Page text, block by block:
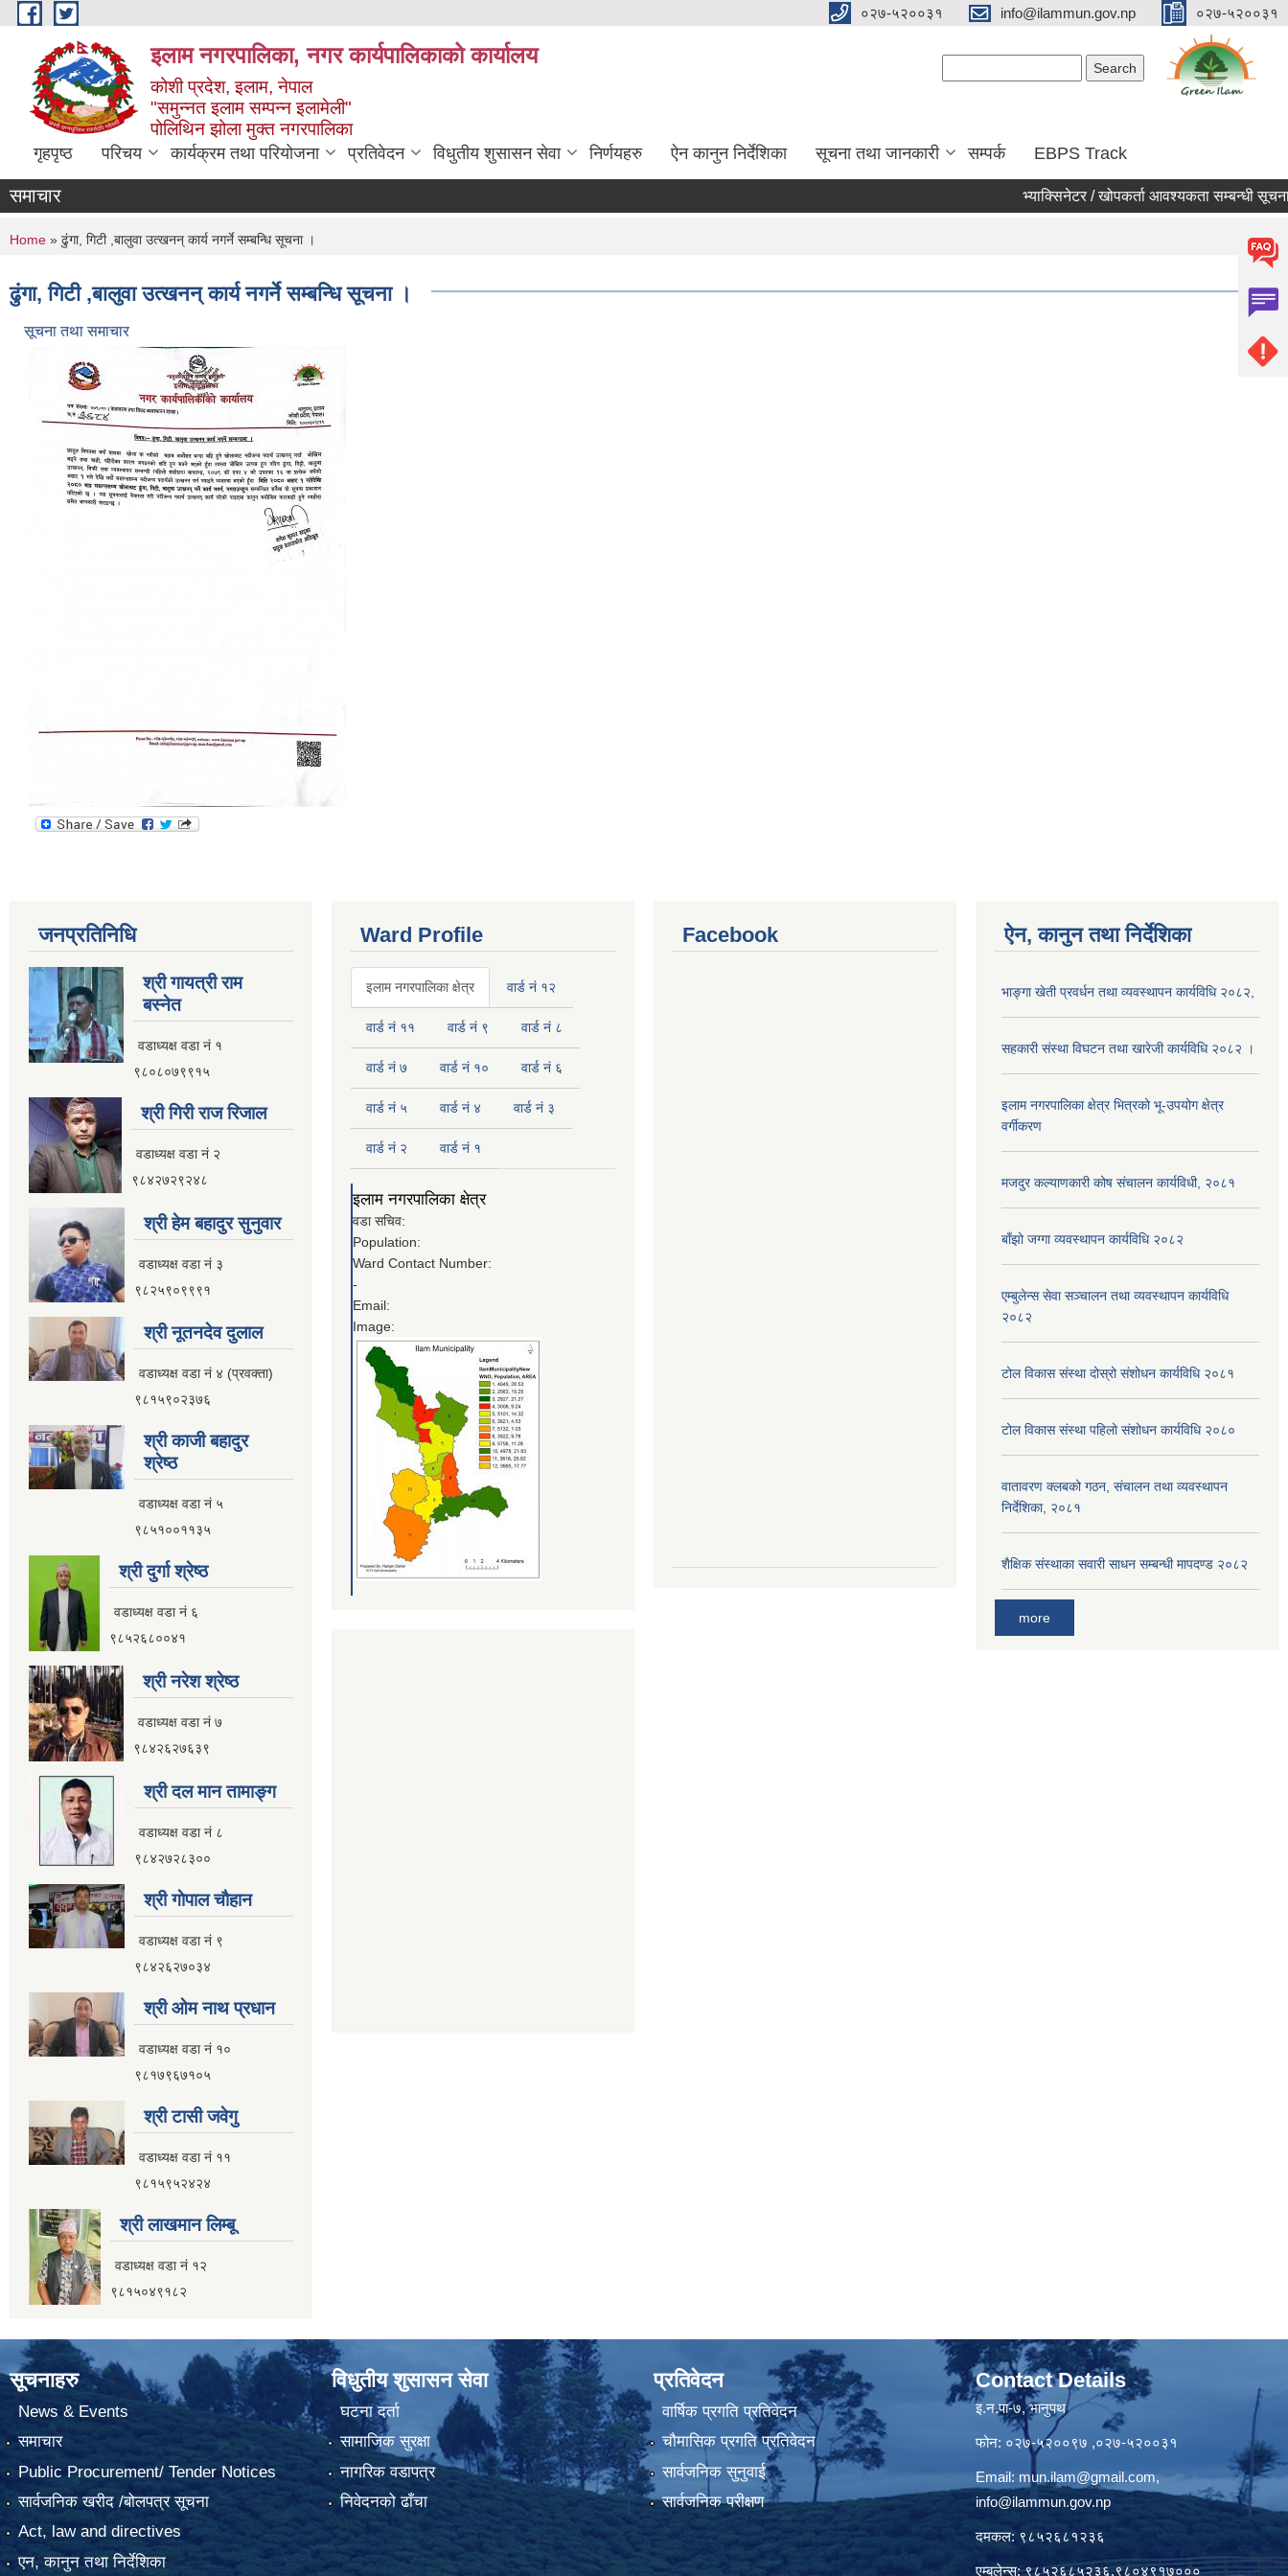
Skip to main content ०२७-५२००३१ info@ilammun.gov.np ०२७-५२००३१
इलाम नगरपालिका, नगर कार्यपालिकाको कार्यालय
कोशी प्रदेश, इलाम, नेपाल
"समुन्नत इलाम सम्पन्न इलामेली"
पोलिथिन झोला मुक्त नगरपालिका
गृहपृष्ठ परिचय कार्यक्रम तथा परियोजना प्रतिवेदन विधुतीय शुसासन सेवा निर्णयहरु ऐन कानुन निर्देशिका सूचना तथा जानकारी सम्पर्क EBPS Track
समाचार भ्याक्सिनेटर / खोपकर्ता आवश्यकता सम्बन्धी सूचना ।
You are here
Home » ढुंगा, गिटी ,बालुवा उत्खनन् कार्य नगर्ने सम्बन्धि सूचना ।
ढुंगा, गिटी ,बालुवा उत्खनन् कार्य नगर्ने सम्बन्धि सूचना ।
सूचना तथा समाचार
जनप्रतिनिधि
श्री गायत्री राम
बस्नेत
वडाध्यक्ष वडा न‌ं १
९८०८०७९९१५
श्री गिरी राज रिजाल
वडाध्यक्ष वडा नं २
९८४२७२९२४८
श्री हेम बहादुर सुनुवार
वडाध्यक्ष वडा नं ३
९८२५९०९९९१
श्री नूतनदेव दुलाल
वडाध्यक्ष वडा नं ४ (प्रवक्ता)
९८१५९०२३७६
श्री काजी बहादुर
श्रेष्ठ
वडाध्यक्ष वडा नं ५
९८५१००११३५
श्री दुर्गा श्रेष्ठ
वडाध्यक्ष वडा नं ६
९८५२६८००४१
श्री नरेश श्रेष्ठ
वडाध्यक्ष वडा नं ७
९८४२६२७६३९
श्री दल मान तामाङ्ग
वडाध्यक्ष वडा नं ८
९८४२७२८३००
श्री गाेपाल चाैहान
वडाध्यक्ष वडा नं ९
९८४२६२७०३४
श्री ओम नाथ प्रधान
वडाध्यक्ष वडा नं १०
९८१७९६७१०५
श्री टासी जवेगु
वडाध्यक्ष वडा नं ११
९८१५९५२४२४
श्री लाखमान लिम्बू
वडाध्यक्ष वडा नं १२
९८१५०४९१८२
Ward Profile
इलाम नगरपालिका क्षेत्र वार्ड नं १२
वार्ड नं ११ वार्ड नं ९ वार्ड नं ८
वार्ड नं ७ वार्ड नं १० वार्ड नं ६
वार्ड नं ५ वार्ड नं ४ वार्ड नं ३
वार्ड नं २ वार्ड नं १
इलाम नगरपालिका क्षेत्र
वडा सचिव:
Population:
Ward Contact Number:
-
Email:
Image:
Facebook ऐन, कानुन तथा निर्देशिका
भाङ्गा खेती प्रवर्धन तथा व्यवस्थापन कार्यविधि २०८२,
सहकारी संस्था विघटन तथा खारेजी कार्यविधि २०८२ ।
इलाम नगरपालिका क्षेत्र भित्रको भू-उपयोग क्षेत्र
वर्गीकरण
मजदुर कल्याणकारी कोष संचालन कार्यविधी, २०८१
बाँझो जग्गा व्यवस्थापन कार्यविधि २०८२
एम्बुलेन्स सेवा सञ्चालन तथा व्यवस्थापन कार्यविधि
२०८२
टोल विकास संस्था दोस्रो संशोधन कार्यविधि २०८१
टोल विकास संस्था पहिलो संशोधन कार्यविधि २०८०
वातावरण क्लबको गठन, संचालन तथा व्यवस्थापन
निर्देशिका, २०८१
शैक्षिक संस्थाका सवारी साधन सम्बन्धी मापदण्ड २०८२
more
सूचनाहरु
News & Events
समाचार
Public Procurement/ Tender Notices
सार्वजनिक खरीद /बोलपत्र सूचना
Act, law and directives
एन, कानुन तथा निर्देशिका
विधुतीय शुसासन सेवा
घटना दर्ता
सामाजिक सुरक्षा
नागरिक वडापत्र
निवेदनको ढाँचा
प्रतिवेदन
वार्षिक प्रगति प्रतिवेदन
चौमासिक प्रगति प्रतिवेदन
सार्वजनिक सुनुवाई
सार्वजनिक परीक्षण
Contact Details
इ.न.पा-७, भानुपथ
फोन: ०२७-५२००९७ ,०२७-५२००३१
Email: mun.ilam@gmail.com,
info@ilammun.gov.np
दमकल: ९८५२६८१२३६
एम्बुलेन्स: ९८५२६८५२३६,९८०४९१७०००